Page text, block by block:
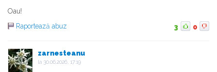
Oau!
Raportează abuz
3 0
zarnesteanu
la 30.06.2026, 17:19